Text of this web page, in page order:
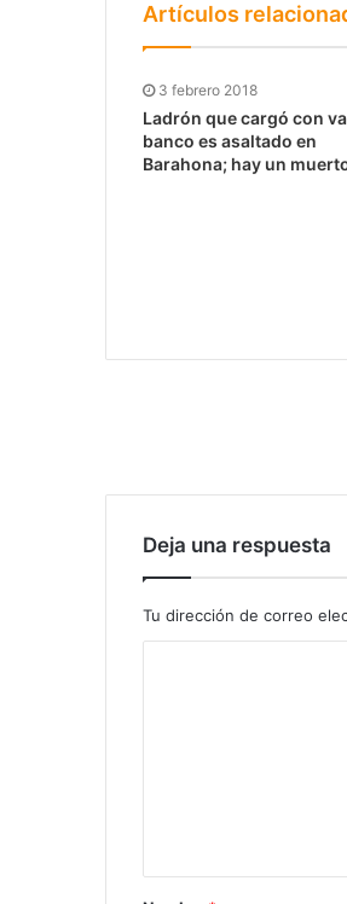
Artículos
3 febrero 2018
Ladrón que cargó con
banco es asaltado en
Barahona; hay un
Deja una respuesta
Tu dirección de correo